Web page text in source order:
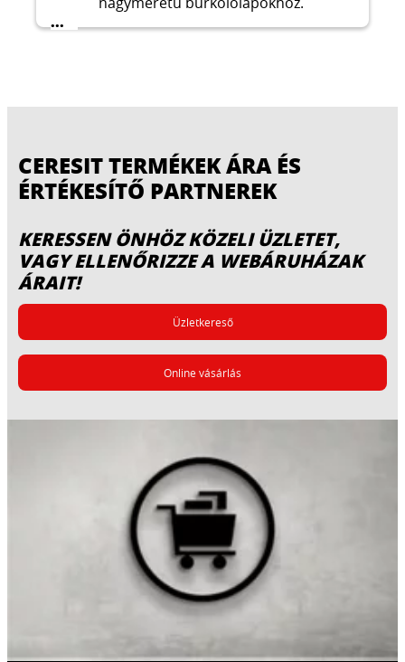
...
CERESIT TERMÉKEK ÁRA ÉS
ÉRTÉKESÍTŐ PARTNEREK
KERESSEN ÖNHÖZ KÖZELI ÜZLETET,
VAGY ELLENŐRIZZE A WEBÁRUHÁZAK
ÁRAIT!
Üzletkereső
Online vásárlás